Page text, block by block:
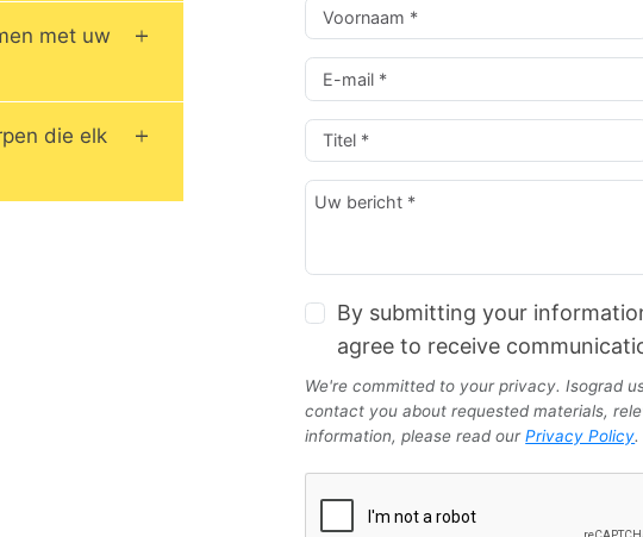
met uw
die elk
By submitting your
agree to receive
We're committed to your privacy. Isograd
contact you about requested materials,
information, please read ourPrivacy Policy.